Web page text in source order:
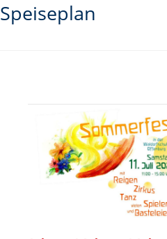
Speiseplan